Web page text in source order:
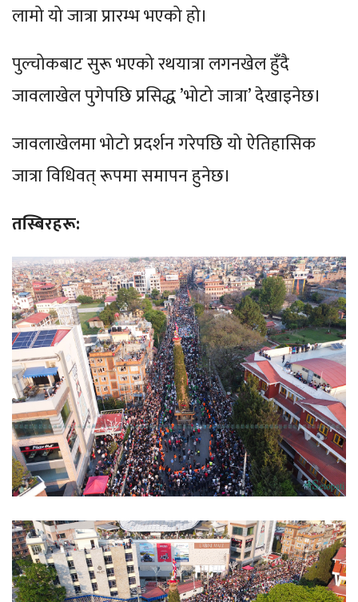
लामो यो जात्रा प्रारम्भ भएको हो।
पुल्चोकबाट सुरू भएको रथयात्रा लगनखेल हुँदै
जावलाखेल पुगेपछि प्रसिद्ध ’भोटो जात्रा’ देखाइनेछ।
जावलाखेलमा भोटो प्रदर्शन गरेपछि यो ऐतिहासिक
जात्रा विधिवत् रूपमा समापन हुनेछ।
तस्बिरहरू: